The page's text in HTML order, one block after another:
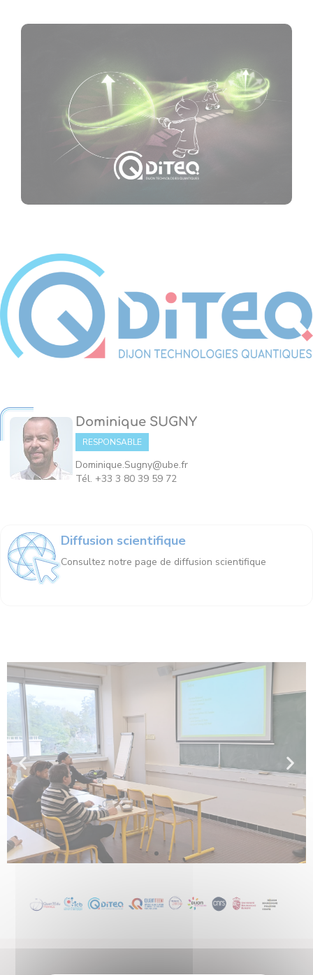
Dominique SUGNY
RESPONSABLE
Dominique.Sugny@ube.fr
Tél. +33 3 80 39 59 72
Diffusion scientifique
Consultez notre page de diffusion scientifique